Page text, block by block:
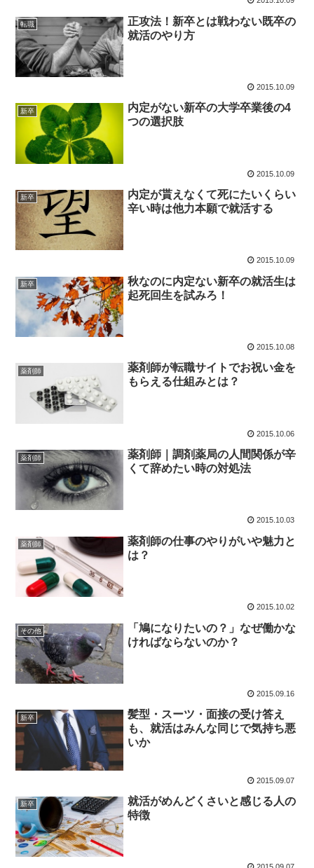
転職
正攻法！新卒とは戦わない既卒の
就活のやり方
2015.10.09
新卒
内定がない新卒の大学卒業後の4
つの選択肢
2015.10.09
新卒
内定が貰えなくて死にたいくらい
辛い時は他力本願で就活する
2015.10.09
新卒
秋なのに内定ない新卒の就活生は
起死回生を試みろ！
2015.10.08
薬剤師
薬剤師が転職サイトでお祝い金を
もらえる仕組みとは？
2015.10.06
薬剤師
薬剤師｜調剤薬局の人間関係が辛
くて辞めたい時の対処法
2015.10.03
薬剤師
薬剤師の仕事のやりがいや魅力と
は？
2015.10.02
その他
「鳩になりたいの？」なぜ働かな
ければならないのか？
2015.09.16
新卒
髪型・スーツ・面接の受け答え
も、就活はみんな同じで気持ち悪
いか
2015.09.07
新卒
就活がめんどくさいと感じる人の
特徴